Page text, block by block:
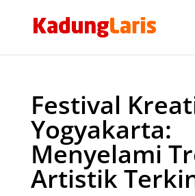
Festival
Yogyakarta:
Menyelami
Artistik